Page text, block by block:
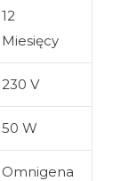
12
Miesięcy
230 V
50 W
Omnigena